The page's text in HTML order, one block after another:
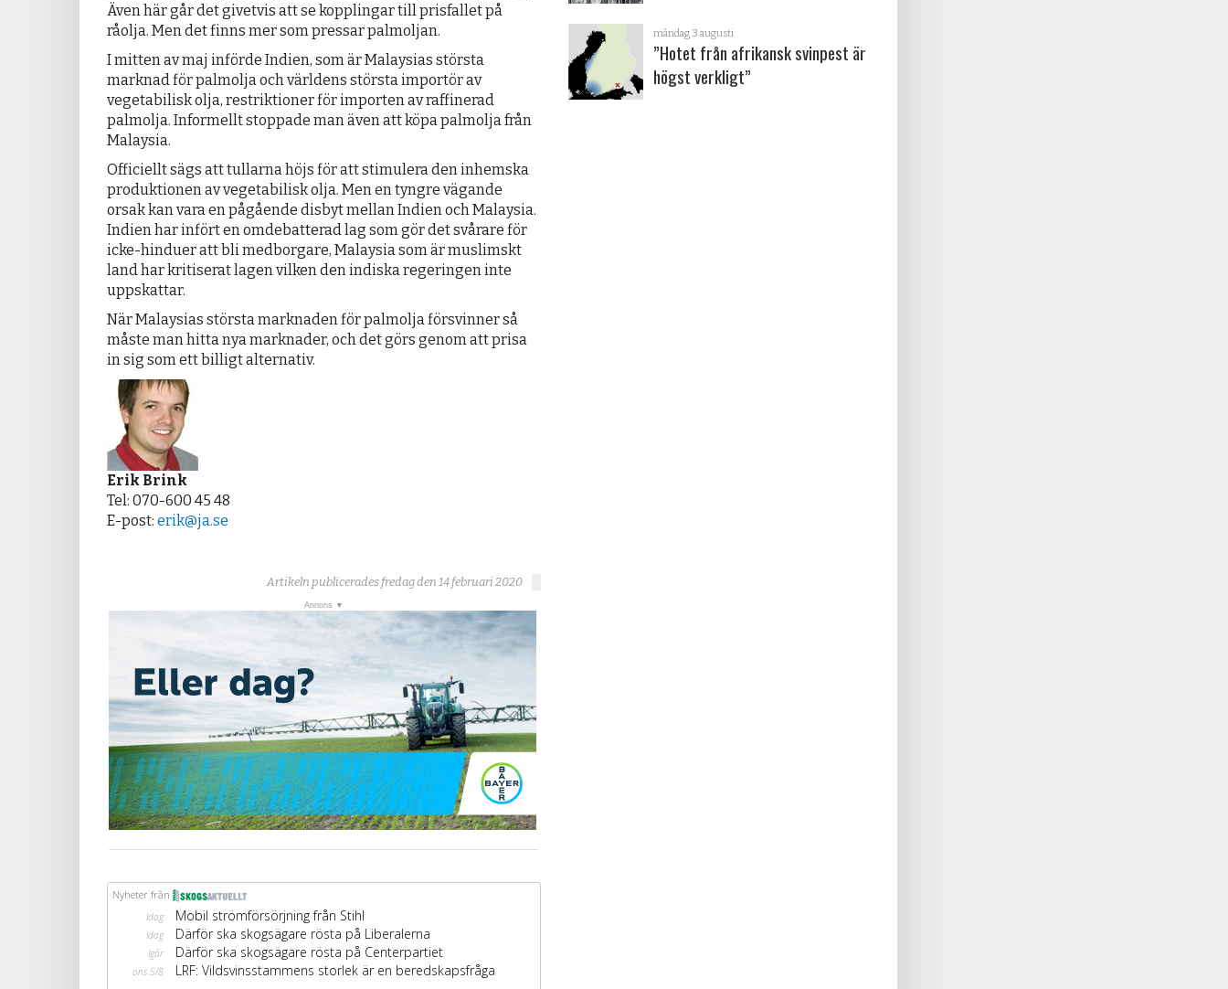
Även här går det givetvis att se kopplingar till prisfallet på
råolja. Men det finns mer som pressar palmoljan.
I mitten av maj införde Indien, som är Malaysias största
marknad för palmolja och världens största importör av
vegetabilisk olja, restriktioner för importen av raffinerad
palmolja. Informellt stoppade man även att köpa palmolja från
Malaysia.
Officiellt sägs att tullarna höjs för att stimulera den inhemska
produktionen av vegetabilisk olja. Men en tyngre vägande
orsak kan vara en pågående disbyt mellan Indien och Malaysia.
Indien har infört en omdebatterad lag som gör det svårare för
icke-hinduer att bli medborgare, Malaysia som är muslimskt
land har kritiserat lagen vilken den indiska regeringen inte
uppskattar.
När Malaysias största marknaden för palmolja försvinner så
måste man hitta nya marknader, och det görs genom att prisa
in sig som ett billigt alternativ.
Erik Brink
Tel: 070-600 45 48
E-post: erik@ja.se
Artikeln publicerades fredag den 14 februari 2020
måndag 3 augusti
”Hotet från afrikansk svinpest är
högst verkligt”